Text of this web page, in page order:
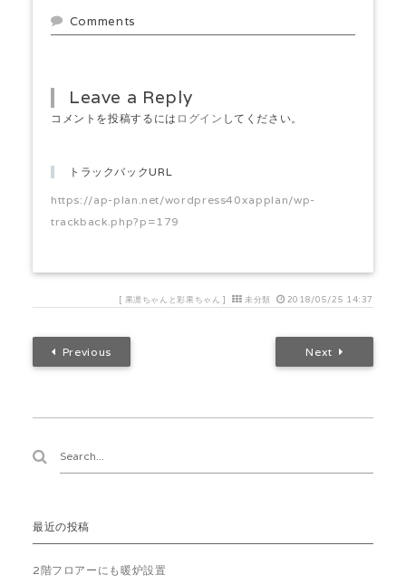
Comments
Leave a Reply
コメントを投稿するには ログイン してください。
トラックバックURL
https://ap-plan.net/wordpress40xapplan/wp-
trackback.php?p=179
[ 果凛ちゃんと彩果ちゃん ] 未分類 2018/05/25 14:37
Previous Next
最近の投稿
2階フロアーにも暖炉設置